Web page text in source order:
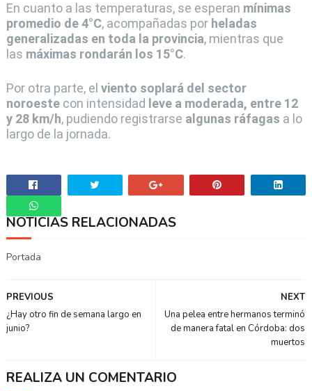
En cuanto a las temperaturas, se esperan mínimas
promedio de 4°C, acompañadas por heladas
generalizadas en toda la provincia, mientras que
las máximas rondarán los 15°C.
Por otra parte, el viento soplará del sector
noroestecon intensidad leve a moderada, entre 12
y 28 km/h, pudiendo registrarse algunas ráfagas a lo
largo de la jornada.
Whatsapp
NOTICIAS RELACIONADAS
Portada
NEXT
Una pelea entre hermanos terminó
de manera fatal en Córdoba: dos
muertos
PREVIOUS
¿Hay otro fin de semana largo en
junio?
REALIZA UN COMENTARIO